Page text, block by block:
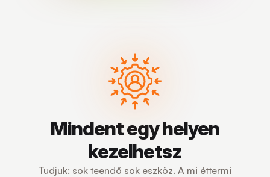
Mindent egy helyen
kezelhetsz
Tudjuk: sok teendő sok eszköz. A mi éttermi